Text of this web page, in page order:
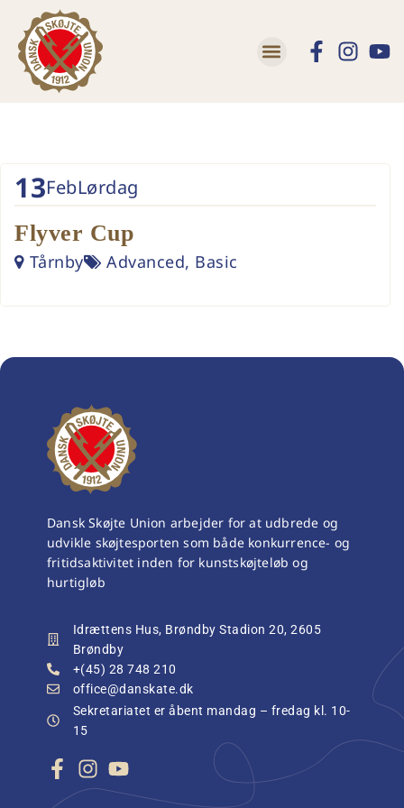
13FebLørdag
Flyver Cup
Tårnby Advanced, Basic
Dansk Skøjte Union arbejder for at udbrede og
udvikle skøjtesporten som både konkurrence- og
fritidsaktivitet inden for kunstskøjteløb og
hurtigløb
Idrættens Hus, Brøndby Stadion 20, 2605
Brøndby
+(45) 28 748 210
office@danskate.dk
Sekretariatet er åbent mandag – fredag kl. 10-
15